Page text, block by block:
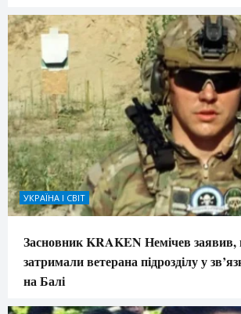
УКРАЇНА І СВІТ
Засновник KRAKEN Немічев
затримали ветерана підрозділу у
на Балі